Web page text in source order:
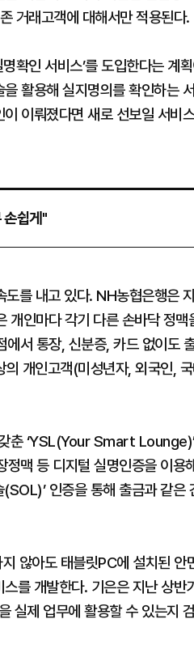
거래고객에 대해서만 적용된다.
확인 서비스’를 도입한다는 계획
활용해 실지명의를 확인하는 서
이뤄졌다면 새로 선보일 서비
손쉽게"
도를 내고 있다. NH농협은행은
개인마다 각기 다른 손바닥 정맥
에서 통장, 신분증, 카드 없이도
개인고객(미성년자, 외국인, 국
갖춘 ‘YSL(Your Smart
맥 등 디지털 실명인증을 이용
인증을 통해 출금과 같은
않아도 태블릿PC에 설치된 안
를 개발한다. 기은은 지난 상반
실제 업무에 활용할 수 있는지